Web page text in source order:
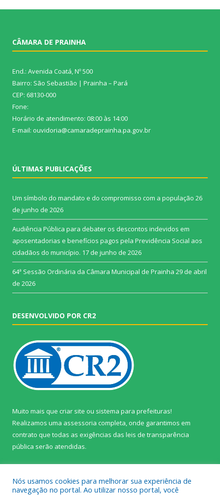
CÂMARA DE PRAINHA
End.: Avenida Coatá, Nº 500
Bairro: São Sebastião | Prainha – Pará
CEP: 68130-000
Fone:
Horário de atendimento: 08:00 às 14:00
E-mail: ouvidoria@camaradeprainha.pa.gov.br
ÚLTIMAS PUBLICAÇÕES
Um símbolo do mandato e do compromisso com a população 26
de junho de 2026
Audiência Pública para debater os descontos indevidos em
aposentadorias e benefícios pagos pela Previdência Social aos
cidadãos do município. 17 de junho de 2026
64ª Sessão Ordinária da Câmara Municipal de Prainha 29 de abril
de 2026
DESENVOLVIDO POR CR2
Muito mais que criar site ou sistema para prefeituras!
Realizamos uma assessoria completa, onde garantimos em
contrato que todas as exigências das leis de transparência
pública serão atendidas.
Nós usamos cookies para melhorar sua experiência de
navegação no portal. Ao utilizar nosso portal, você